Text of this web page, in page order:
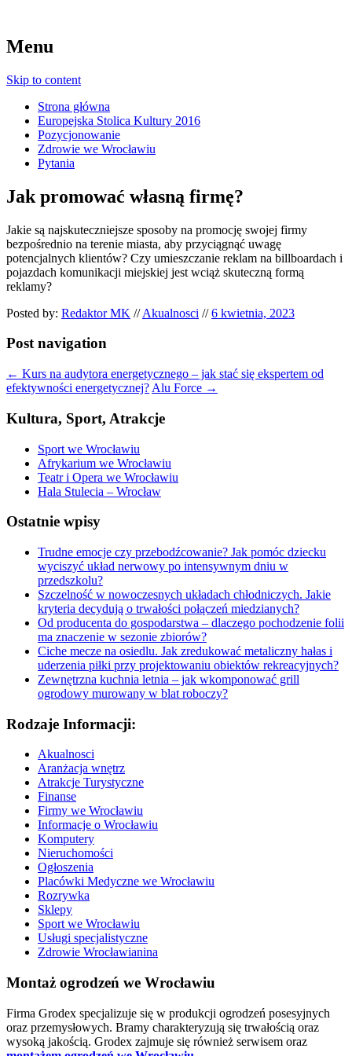
Menu
Skip to content
Strona główna
Europejska Stolica Kultury 2016
Pozycjonowanie
Zdrowie we Wrocławiu
Pytania
Jak promować własną firmę?
Jakie są najskuteczniejsze sposoby na promocję swojej firmy
bezpośrednio na terenie miasta, aby przyciągnąć uwagę
potencjalnych klientów? Czy umieszczanie reklam na billboardach i
pojazdach komunikacji miejskiej jest wciąż skuteczną formą
reklamy?
Posted by: Redaktor MK // Akualnosci // 6 kwietnia, 2023
Post navigation
← Kurs na audytora energetycznego – jak stać się ekspertem od
efektywności energetycznej? Alu Force →
Kultura, Sport, Atrakcje
Sport we Wrocławiu
Afrykarium we Wrocławiu
Teatr i Opera we Wrocławiu
Hala Stulecia – Wrocław
Ostatnie wpisy
Trudne emocje czy przebodźcowanie? Jak pomóc dziecku
wyciszyć układ nerwowy po intensywnym dniu w
przedszkolu?
Szczelność w nowoczesnych układach chłodniczych. Jakie
kryteria decydują o trwałości połączeń miedzianych?
Od producenta do gospodarstwa – dlaczego pochodzenie folii
ma znaczenie w sezonie zbiorów?
Ciche mecze na osiedlu. Jak zredukować metaliczny hałas i
uderzenia piłki przy projektowaniu obiektów rekreacyjnych?
Zewnętrzna kuchnia letnia – jak wkomponować grill
ogrodowy murowany w blat roboczy?
Rodzaje Informacji:
Akualnosci
Aranżacja wnętrz
Atrakcje Turystyczne
Finanse
Firmy we Wrocławiu
Informacje o Wrocławiu
Komputery
Nieruchomości
Ogłoszenia
Placówki Medyczne we Wrocławiu
Rozrywka
Sklepy
Sport we Wrocławiu
Usługi specjalistyczne
Zdrowie Wrocławianina
Montaż ogrodzeń we Wrocławiu
Firma Grodex specjalizuje się w produkcji ogrodzeń posesyjnych
oraz przemysłowych. Bramy charakteryzują się trwałością oraz
wysoką jakością. Grodex zajmuje się również serwisem oraz